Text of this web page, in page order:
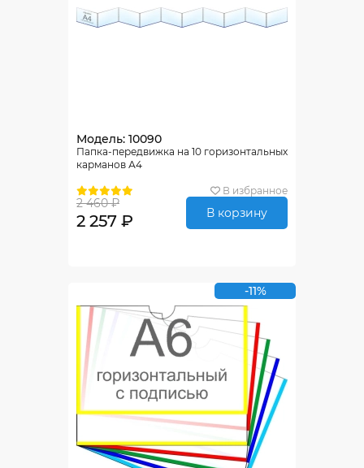
Модель: 10090
Папка-передвижка на 10 горизонтальных
карманов А4
В избранное
2 460 ₽
2 257 ₽ В корзину
-11%